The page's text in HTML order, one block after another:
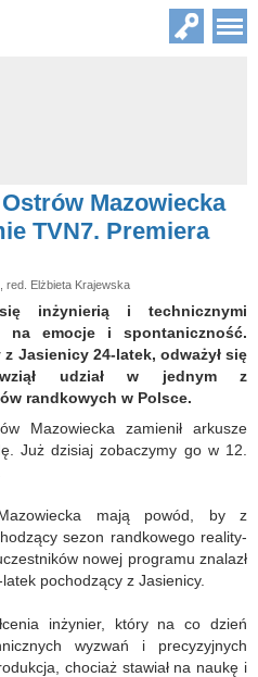
Mazowiecka
TVN7. Premiera
red. Elżbieta Krajewska
inżynierią i technicznymi
na emocje i spontaniczność.
Jasienicy 24-latek, odważył się
udział w jednym z
randkowych w Polsce.
Mazowiecka zamienił arkusze
Już dzisiaj zobaczymy go w 12.
mają powód, by z
sezon randkowego reality-
nowej programu znalazł
pochodzący z Jasienicy.
inżynier, który na co dzień
wyzwań i precyzyjnych
chociaż stawiał na naukę i